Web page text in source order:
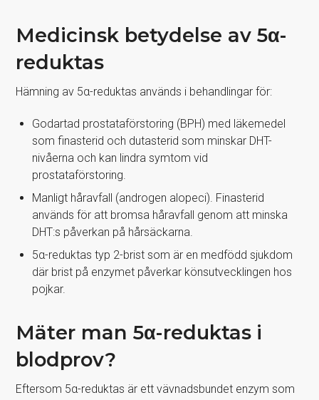
Medicinsk betydelse av 5α-
reduktas
Hämning av 5α-reduktas används i behandlingar för:
Godartad prostataförstoring (BPH) med läkemedel
som finasterid och dutasterid som minskar DHT-
nivåerna och kan lindra symtom vid
prostataförstoring.
Manligt håravfall (androgen alopeci). Finasterid
används för att bromsa håravfall genom att minska
DHT:s påverkan på hårsäckarna.
5α-reduktas typ 2-brist som är en medfödd sjukdom
där brist på enzymet påverkar könsutvecklingen hos
pojkar.
Mäter man 5α-reduktas i
blodprov?
Eftersom 5α-reduktas är ett vävnadsbundet enzym som